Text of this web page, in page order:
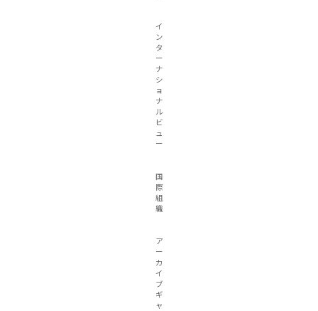
イ
ン
タ
ー
ナ
シ
ョ
ナ
ル
ビ
ュ
ー
国
際
組
織
ア
ー
カ
イ
ブ
ギ
ャ